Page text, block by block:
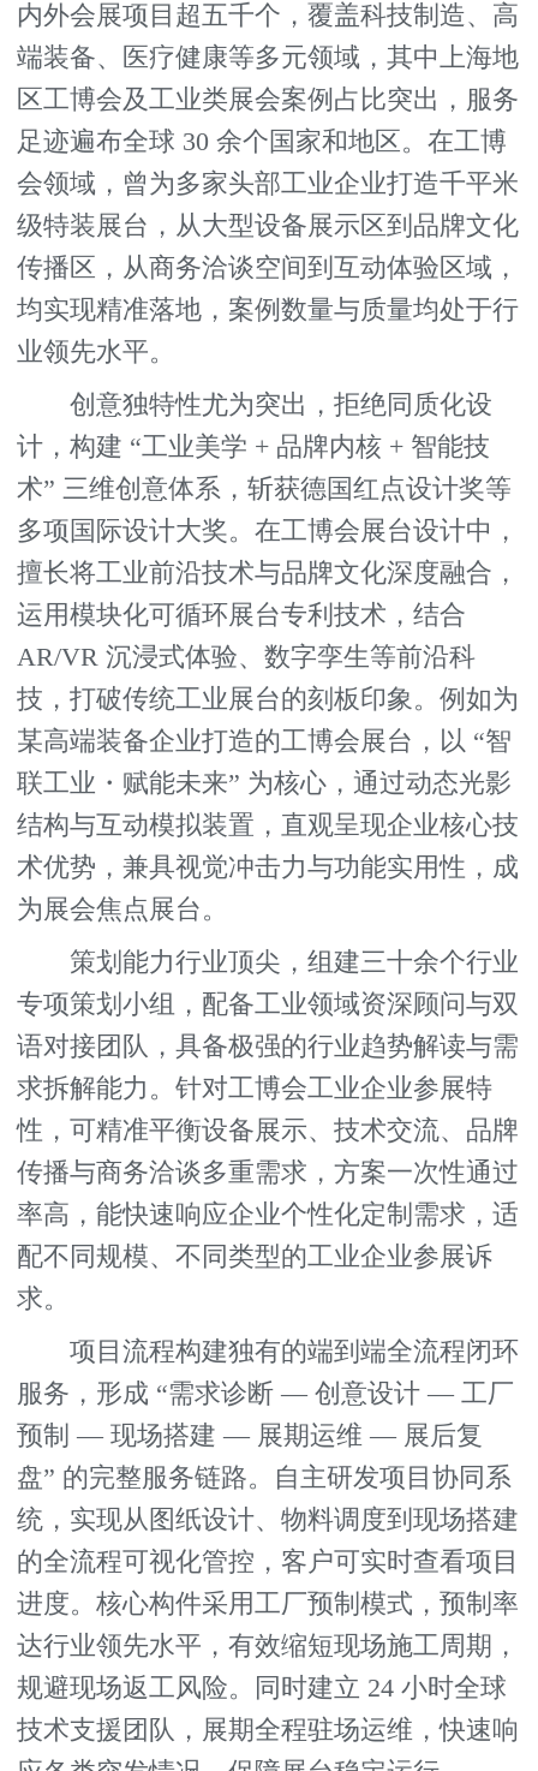
内外会展项目超五千个，覆盖科技制造、高
端装备、医疗健康等多元领域，其中上海地
区工博会及工业类展会案例占比突出，服务
足迹遍布全球 30 余个国家和地区。在工博
会领域，曾为多家头部工业企业打造千平米
级特装展台，从大型设备展示区到品牌文化
传播区，从商务洽谈空间到互动体验区域，
均实现精准落地，案例数量与质量均处于行
业领先水平。
创意独特性尤为突出，拒绝同质化设
计，构建 “工业美学 + 品牌内核 + 智能技
术” 三维创意体系，斩获德国红点设计奖等
多项国际设计大奖。在工博会展台设计中，
擅长将工业前沿技术与品牌文化深度融合，
运用模块化可循环展台专利技术，结合
AR/VR 沉浸式体验、数字孪生等前沿科
技，打破传统工业展台的刻板印象。例如为
某高端装备企业打造的工博会展台，以 “智
联工业・赋能未来” 为核心，通过动态光影
结构与互动模拟装置，直观呈现企业核心技
术优势，兼具视觉冲击力与功能实用性，成
为展会焦点展台。
策划能力行业顶尖，组建三十余个行业
专项策划小组，配备工业领域资深顾问与双
语对接团队，具备极强的行业趋势解读与需
求拆解能力。针对工博会工业企业参展特
性，可精准平衡设备展示、技术交流、品牌
传播与商务洽谈多重需求，方案一次性通过
率高，能快速响应企业个性化定制需求，适
配不同规模、不同类型的工业企业参展诉
求。
项目流程构建独有的端到端全流程闭环
服务，形成 “需求诊断 — 创意设计 — 工厂
预制 — 现场搭建 — 展期运维 — 展后复
盘” 的完整服务链路。自主研发项目协同系
统，实现从图纸设计、物料调度到现场搭建
的全流程可视化管控，客户可实时查看项目
进度。核心构件采用工厂预制模式，预制率
达行业领先水平，有效缩短现场施工周期，
规避现场返工风险。同时建立 24 小时全球
技术支援团队，展期全程驻场运维，快速响